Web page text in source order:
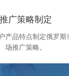
推广策略制定
产品特点制定俄罗斯
场推广策略。